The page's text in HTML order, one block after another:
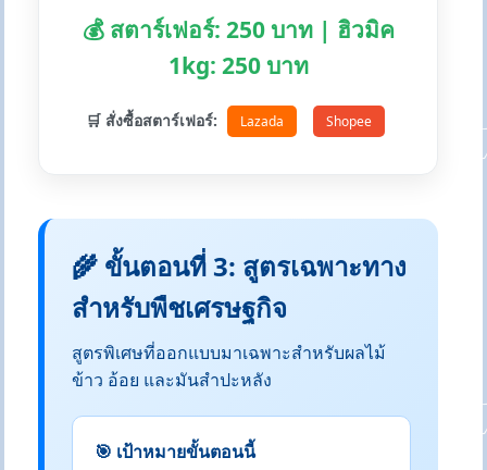
💰 สตาร์เฟอร์: 250 บาท | ฮิวมิค
1kg: 250 บาท
🛒 สั่งซื้อสตาร์เฟอร์: Lazada Shopee
🌾 ขั้นตอนที่ 3: สูตรเฉพาะทาง
สำหรับพืชเศรษฐกิจ
สูตรพิเศษที่ออกแบบมาเฉพาะสำหรับผลไม้
ข้าว อ้อย และมันสำปะหลัง
🎯 เป้าหมายขั้นตอนนี้